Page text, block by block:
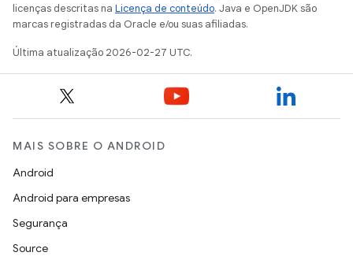
licenças descritas na Licença de conteúdo. Java e OpenJDK são
marcas registradas da Oracle e/ou suas afiliadas.
Última atualização 2026-02-27 UTC.
MAIS SOBRE O ANDROID
Android
Android para empresas
Segurança
Source